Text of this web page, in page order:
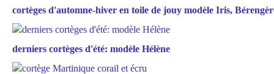
cortèges d'automne-hiver en toile de jouy modèle Iris,
derniers cortèges d'été: modèle Hélène